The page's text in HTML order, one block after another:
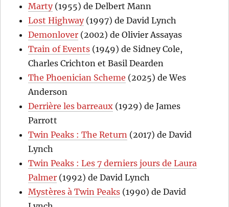
Marty(1955) de Delbert Mann
Lost Highway(1997) de David Lynch
Demonlover (2002) de Olivier Assayas
Train of Events (1949) de Sidney Cole,
Charles Crichton et Basil Dearden
The Phoenician Scheme (2025) de Wes
Anderson
Derrière les barreaux (1929) de James
Parrott
Twin Peaks : The Return (2017) de David
Lynch
Twin Peaks : Les 7 derniers jours de Laura
Palmer (1992) de David Lynch
Mystères à Twin Peaks (1990) de David